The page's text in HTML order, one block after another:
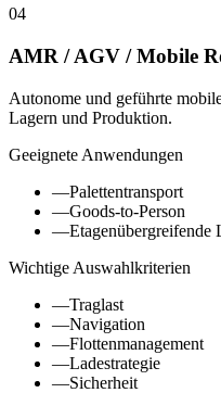
04
AMR / AGV / Mobile
Autonome und geführte
Lagern und Produktion.
Geeignete Anwendungen
—Palettentransport
—Goods-to-Person
—Etagenübergreifende
Wichtige Auswahlkriterien
—Traglast
—Navigation
—Flottenmanagement
—Ladestrategie
—Sicherheit